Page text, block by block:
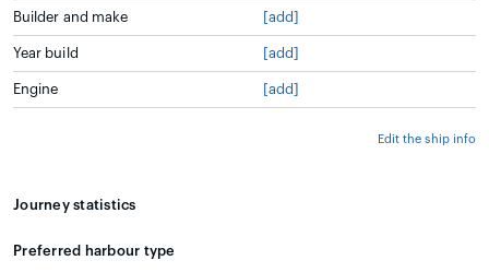
Builder and make [add]
Year build [add]
Engine [add]
Edit the ship info
Journey statistics
Preferred harbour type